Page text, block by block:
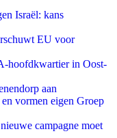
Israël: kans
EU voor
hoofdkwartier in Oost-
aan
vormen eigen Groep
campagne moet